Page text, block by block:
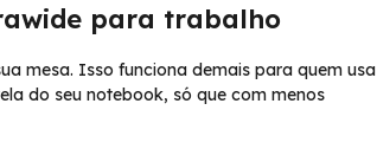
para trabalho
mesa. Isso funciona demais para quem usa
do seu notebook, só que com menos